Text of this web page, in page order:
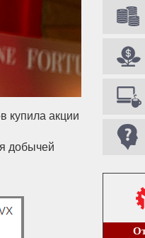
купила акции
добычей